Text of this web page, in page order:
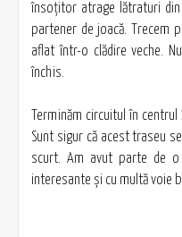
însoţitor atrage lătraturi
partener de joacă. Trecem
aflat într-o clădire veche.
închis.
Terminăm circuitul în
Sunt sigur că acest traseu
scurt. Am avut parte de
interesante şi cu multă voie